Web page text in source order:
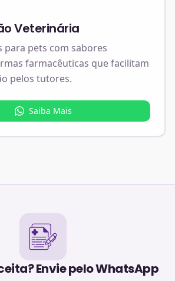
Veterinária
para pets com sabores
farmacêuticas que facilitam
pelos tutores.
Saiba Mais
Envie pelo WhatsApp